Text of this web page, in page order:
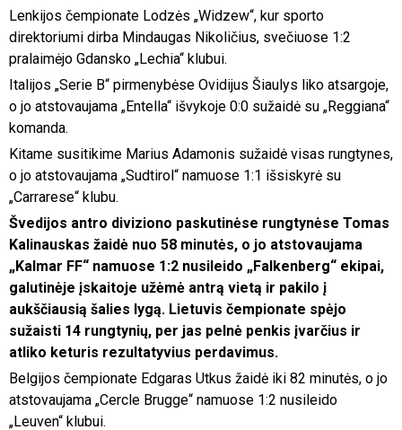
Lenkijos čempionate Lodzės „Widzew“, kur sporto
direktoriumi dirba Mindaugas Nikoličius, svečiuose 1:2
pralaimėjo Gdansko „Lechia“ klubui.
Italijos „Serie B“ pirmenybėse Ovidijus Šiaulys liko atsargoje,
o jo atstovaujama „Entella“ išvykoje 0:0 sužaidė su „Reggiana“
komanda.
Kitame susitikime Marius Adamonis sužaidė visas rungtynes,
o jo atstovaujama „Sudtirol“ namuose 1:1 išsiskyrė su
„Carrarese“ klubu.
Švedijos antro diviziono paskutinėse rungtynėse Tomas
Kalinauskas žaidė nuo 58 minutės, o jo atstovaujama
„Kalmar FF“ namuose 1:2 nusileido „Falkenberg“ ekipai,
galutinėje įskaitoje užėmė antrą vietą ir pakilo į
aukščiausią šalies lygą. Lietuvis čempionate spėjo
sužaisti 14 rungtynių, per jas pelnė penkis įvarčius ir
atliko keturis rezultatyvius perdavimus.
Belgijos čempionate Edgaras Utkus žaidė iki 82 minutės, o jo
atstovaujama „Cercle Brugge“ namuose 1:2 nusileido
„Leuven“ klubui.